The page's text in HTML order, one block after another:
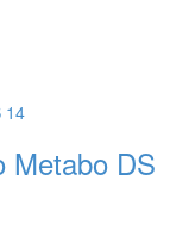
Metabo DS